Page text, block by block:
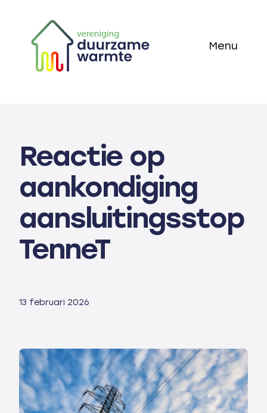
content
Menu
Technieken
Actueel
Over ons
Reactie op
aankondiging
aansluitingsstop
TenneT
13 februari 2026